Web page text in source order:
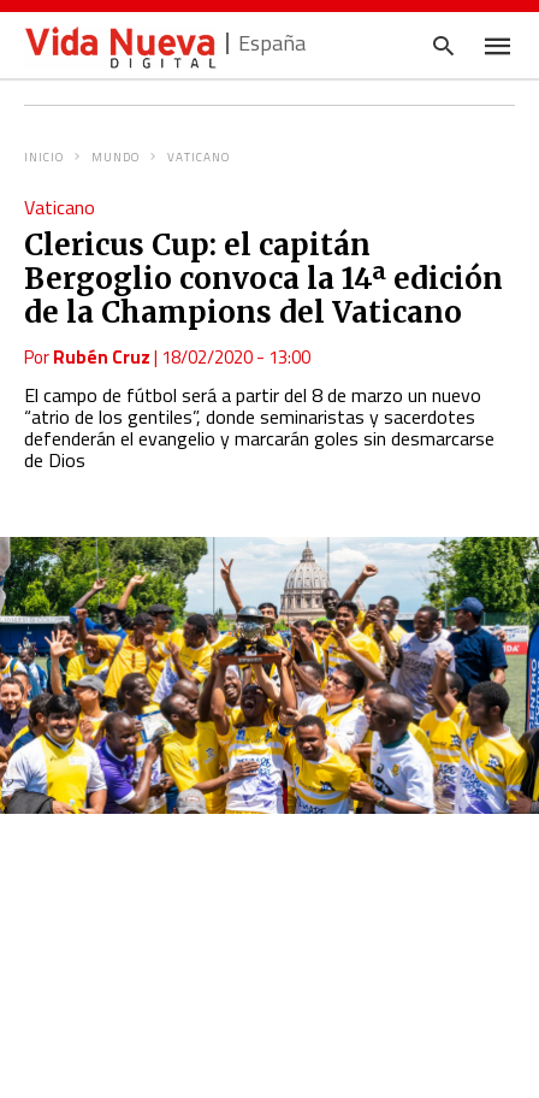
España
pulsa
en
INICIO MUNDO VATICANO
Vaticano
Clericus Cup: el capitán
Bergoglio convoca la 14ª edición
de la Champions del Vaticano
PorRubén Cruz| 18/02/2020 - 13:00
El campo de fútbol será a partir del 8 de marzo un nuevo
“atrio de los gentiles”, donde seminaristas y sacerdotes
defenderán el evangelio y marcarán goles sin desmarcarse
de Dios